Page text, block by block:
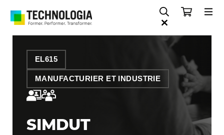
EL615
MANUFACTURIER ET INDUSTRIE
SIMDUT